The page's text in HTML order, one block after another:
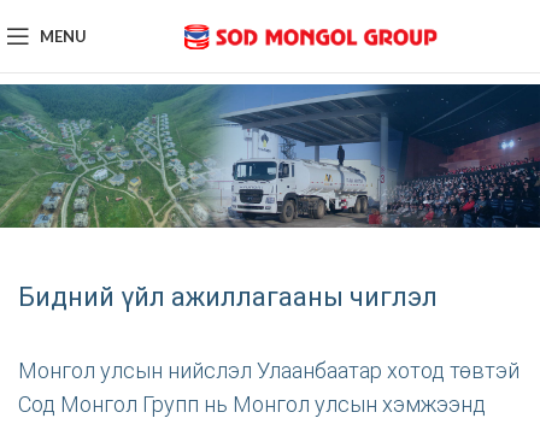
MENU
Группийн Бүтэц
Бидний үйл ажиллагааны чиглэл
Монгол улсын нийслэл Улаанбаатар хотод төвтэй
Сод Монгол Групп нь Монгол улсын хэмжээнд